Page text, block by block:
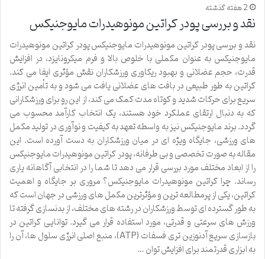
2 هفته گذشته
نقد و بررسی پودر کراتین مونوهیدرات مایوجنیکس
نقد و بررسی پودر کراتین مونوهیدرات مایوجنیکس پودر کراتین مونوهیدرات
مایوجنیکس به عنوان مکملی با خلوص بالا و فرم میکرونایزد، در افزایش
قدرت، حجم عضلانی و بهبود ریکاوری ورزشکاران نقش مؤثری ایفا می کند.
کراتین به طور طبیعی در بافت های عضلانی یافت می شود و به تأمین انرژی
سریع برای حرکات شدید و کوتاه مدت کمک می کند، از این رو برای ورزشکارانی
که به دنبال ارتقای عملکرد خود هستند، یک انتخاب کارآمد محسوب می
گردد. برند مایوجنیکس نیز به واسطه تعهد به کیفیت و نوآوری در تولید مکمل
های ورزشی، جایگاه ویژه ای در میان ورزشکاران به دست آورده است. این
مقاله به صورت تخصصی و بی طرفانه، پودر کراتین مونوهیدرات مایوجنیکس
را از ابعاد مختلف مورد بررسی قرار می دهد تا شما را در انتخابی آگاهانه یاری
رساند. چرا کراتین مونوهیدرات مایوجنیکس؟ مروری بر جایگاه و اهمیت
کراتین، یکی از پرمطالعه ترین و مؤثرترین مکمل های ورزشی در جهان است که
به طور گسترده ای توسط ورزشکاران در رشته های مختلف، از بدنسازی گرفته تا
ورزش های سرعتی و قدرتی، مورد استفاده قرار می گیرد. توانایی کراتین در
بازسازی سریع آدنوزین تری فسفات (ATP)، منبع اصلی انرژی سلول ها، آن را
به ابزاری قدرتمند برای افزایش توان …